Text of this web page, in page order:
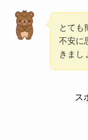
とても
不安に
きまし
ス